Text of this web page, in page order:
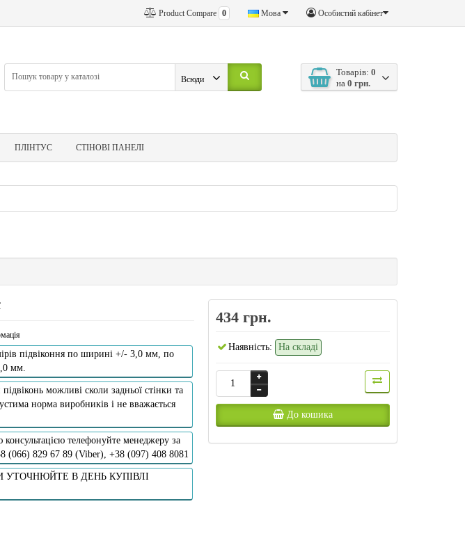
Особистий кабінет
Мова
Product Compare 0
Товарів: 0
на 0 грн.
Всюди
ПЛІНТУС СТІНОВІ ПАНЕЛІ
підвіконня по ширині +/- 3,0 мм, по
мм.
підвіконь можливі сколи задньої стінки та
норма виробників і не вважається
консультацією телефонуйте менеджеру за
(066) 829 67 89 (Viber), +38 (097) 408 8081
УТОЧНЮЙТЕ В ДЕНЬ КУПІВЛІ
434 грн.
Наявність: На складі
До кошика